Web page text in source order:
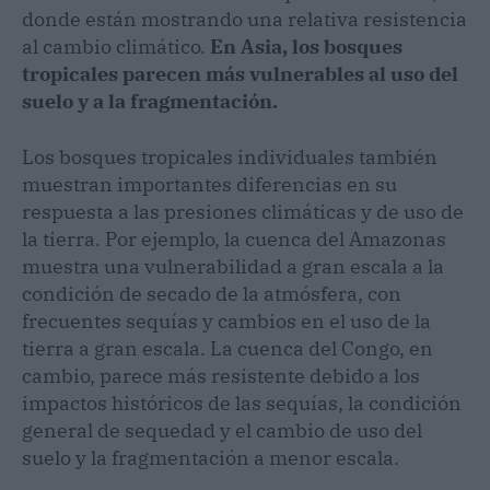
donde están mostrando una relativa resistencia
al cambio climático. En Asia, los bosques
tropicales parecen más vulnerables al uso del
suelo y a la fragmentación.
Los bosques tropicales individuales también
muestran importantes diferencias en su
respuesta a las presiones climáticas y de uso de
la tierra. Por ejemplo, la cuenca del Amazonas
muestra una vulnerabilidad a gran escala a la
condición de secado de la atmósfera, con
frecuentes sequías y cambios en el uso de la
tierra a gran escala. La cuenca del Congo, en
cambio, parece más resistente debido a los
impactos históricos de las sequías, la condición
general de sequedad y el cambio de uso del
suelo y la fragmentación a menor escala.